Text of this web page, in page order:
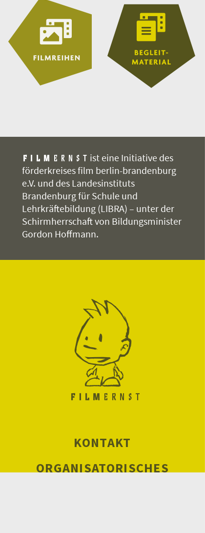
ist eine Initiative des
förderkreises film berlin-brandenburg
e.V. und des Landesinstituts
Brandenburg für Schule und
Lehrkräftebildung (LIBRA) – unter der
Schirmherrschaft von Bildungsminister
Gordon Hoffmann.
KONTAKT
ORGANISATORISCHES